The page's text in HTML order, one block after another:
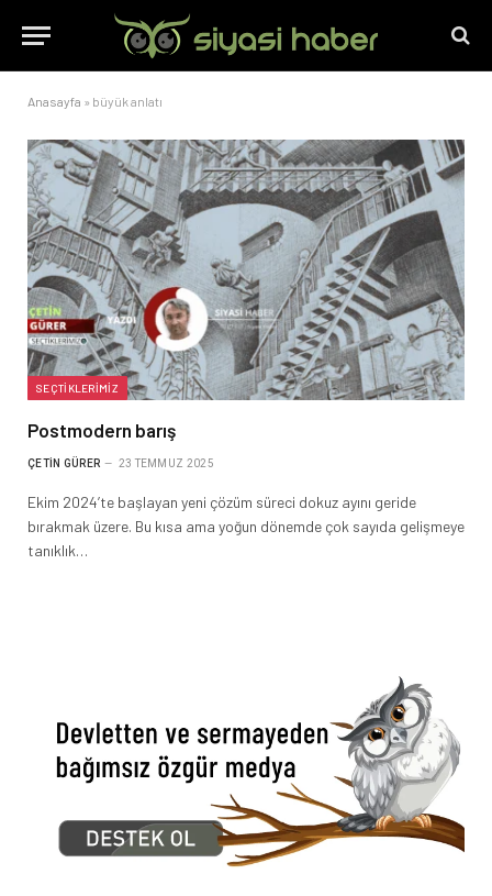
Anasayfa » büyük anlatı
SEÇTIKLERIMIZ
Postmodern barış
ÇETIN GÜRER 23 TEMMUZ 2025
Ekim 2024’te başlayan yeni çözüm süreci dokuz ayını geride
bırakmak üzere. Bu kısa ama yoğun dönemde çok sayıda gelişmeye
tanıklık…